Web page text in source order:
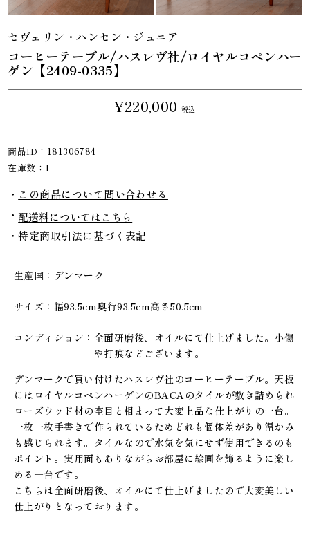
セヴェリン・ハンセン・ジュニア
コーヒーテーブル/ハスレヴ社/ロイヤルコペンハー
ゲン【2409-0335】
¥220,000 税込
商品ID： 181306784
在庫数： 1
この商品について問い合わせる
配送料についてはこちら
特定商取引法に基づく表記
生産国 デンマーク
サイズ 幅93.5cm奥行93.5cm高さ50.5cm
コンディション
全面研磨後、オイルにて仕上げました。小傷
や打痕などございます。
デンマークで買い付けたハスレヴ社のコーヒーテーブル。天板
にはロイヤルコペンハーゲンのBACAのタイルが敷き詰められ
ローズウッド材の杢目と相まって大変上品な仕上がりの一台。
一枚一枚手書きで作られているためどれも個体差があり温かみ
も感じられます。タイルなので水気を気にせず使用できるのも
ポイント。実用面もありながらお部屋に絵画を飾るように楽し
める一台です。
こちらは全面研磨後、オイルにて仕上げましたので大変美しい
仕上がりとなっております。